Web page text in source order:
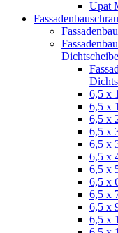
Upat
6,5 x
6,5 x
6,5 x
6,5 x
6,5 x
6,5 x
6,5 x
6,5 x
6,5 x
6,5 x
6,5 x